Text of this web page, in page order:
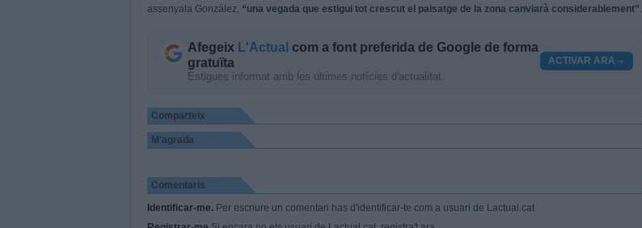
assenyala González, “una vegada que estigui tot crescut el paisatge de la zona canviarà considerablement”.
Afegeix L'Actual com a font preferida de Google de forma
gratuïta
Estigues informat amb les últimes notícies d'actualitat.
ACTIVAR ARA
Comparteix
M'agrada
Comentaris
Identificar-me. Per escriure un comentari has d'identificar-te com a usuari de Lactual.cat